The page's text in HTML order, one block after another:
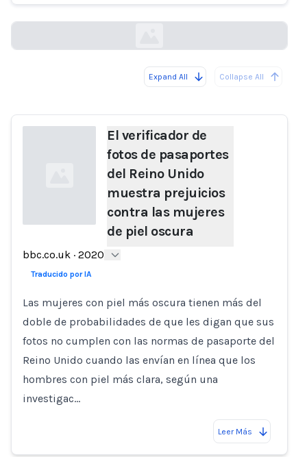
Expand All Collapse All
Loading...
El verificador de
fotos de pasaportes
del Reino Unido
muestra prejuicios
contra las mujeres
de piel oscura
bbc.co.uk · 2020
Traducido por IA
Las mujeres con piel más oscura tienen más del
doble de probabilidades de que les digan que sus
fotos no cumplen con las normas de pasaporte del
Reino Unido cuando las envían en línea que los
hombres con piel más clara, según una
investigac…
Leer Más